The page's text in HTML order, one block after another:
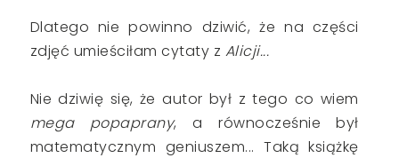
Dlatego nie powinno dziwić, że na części
zdjęć umieściłam cytaty z Alicji...
Nie dziwię się, że autor był z tego co wiem
mega popaprany, a równocześnie był
matematycznym geniuszem... Taką książkę